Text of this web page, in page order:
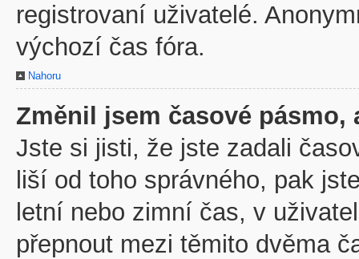
registrovaní uživatelé.
výchozí čas fóra.
Nahoru
Změnil jsem časové pásmo,
Jste si jisti, že jste zadali
liší od toho správného, pak
letní nebo zimní čas, v
přepnout mezi těmito dvěma